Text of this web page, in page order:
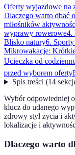
Oferty wyjazdowe na
Dlaczego warto dbać
miłośników
wyprawy rowerowe4.
Blisko natury6.
Mikrowakacje:
Ucieczka od
przed wyborem oferty
Spis treści(14
Wybór odpowiedniej
klucz do udanego
zdrowy styl życia i
lokalizacje i
Dlaczego warto